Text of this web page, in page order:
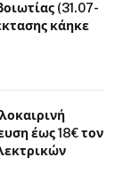
(31.07-
κάηκε
έως 18€ τον